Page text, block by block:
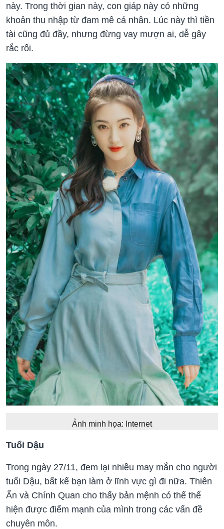
này. Trong thời gian này, con giáp này có những
khoản thu nhập từ đam mê cá nhân. Lúc này thì tiền
tài cũng đủ đầy, nhưng đừng vay mượn ai, dễ gây
rắc rối.
Ảnh minh họa: Internet
Tuổi Dậu
Trong ngày 27/11, đem lại nhiều may mắn cho người
tuổi Dậu, bất kể bạn làm ở lĩnh vực gì đi nữa. Thiên
Ấn và Chính Quan cho thấy bản mệnh có thể thể
hiện được điểm mạnh của mình trong các vấn đề
chuyên môn.